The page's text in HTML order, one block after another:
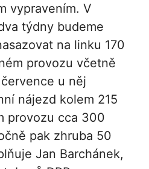
vypravením. V
týdny budeme
na linku 170
provozu včetně
u něj
nájezd kolem 215
provozu cca 300
pak zhruba 50
Jan Barchánek,